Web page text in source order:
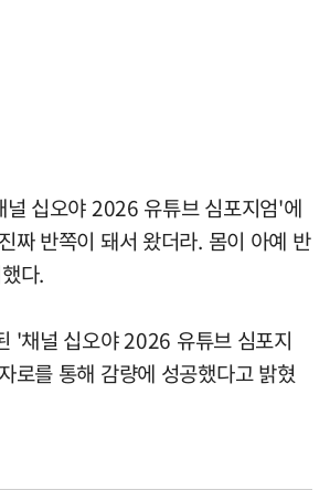
십오야 2026 유튜브 심포지엄'에
짜 반쪽이 돼서 왔더라. 몸이 아예 반
다.
'채널 십오야 2026 유튜브 심포지
로를 통해 감량에 성공했다고 밝혔